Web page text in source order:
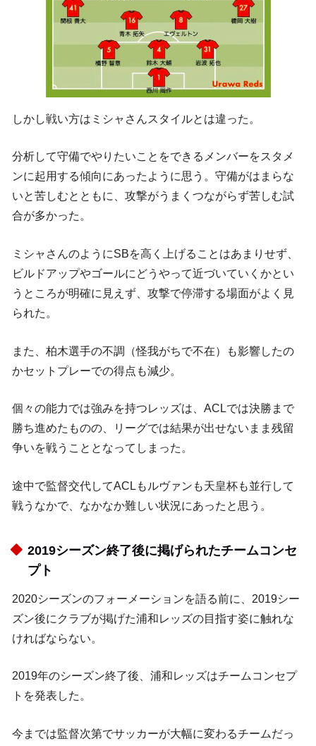
しかし戦い方はミシャさんスタイルとは違った。
分析して守備でやりたいことをできるメンバーをスタメ
ンに起用する傾向にあったように思う。守備がはまらな
いと苦しむとともに、攻撃がうまくつながらず苦しむ試
合が多かった。
ミシャさんのようにSBを高く上げることはあまりせず、
ビルドアップやゴールにどうやって近づいていくかとい
うところが明確に見えず、攻撃で停滞する場面がよく見
られた。
また、柏木選手の不調（怪我がちで不在）も影響したの
かセットプレーでの得点も減少。
個々の能力では強みを持つレッズは、ACLでは決勝まで
勝ち進めたものの、リーグでは結果が出せないまま残留
争いを戦うこととなってしまった。
途中で監督交代してACLもルヴァンも天皇杯も並行して
戦うなかで、なかなか難しい状況にあったと思う。
2019シーズン終了後に掲げられたチームコンセ
プト
2020シーズンのフォーメーションを語る前に、2019シー
ズン後にクラブが掲げた浦和レッズの目指す姿に触れな
ければならない。
2019年のシーズン終了後、浦和レッズはチームコンセプ
トを発表した。
今までは監督次第でサッカーが大幅に変わるチームだっ